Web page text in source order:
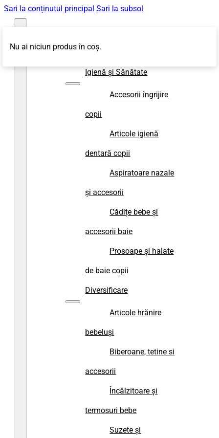
Sari la conținutul principal Sari la subsol
Igienă și Sănătate
Accesorii îngrijire
copii
Articole igienă
dentară copii
Aspiratoare nazale
și accesorii
Cădițe bebe și
accesorii baie
Prosoape și halate
de baie copii
Diversificare
Articole hrănire
bebeluși
Biberoane, tetine si
accesorii
Încălzitoare și
termosuri bebe
Suzete și
Nu ai niciun produs în coș.